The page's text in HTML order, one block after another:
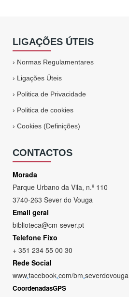
LIGAÇÕES ÚTEIS
› Normas Regulamentares
› Ligações Úteis
› Politica de Privacidade
› Politica de cookies
›Cookies (Definições)
CONTACTOS
Morada
Parque Urbano da Vila, n.º 110
3740-263 Sever do Vouga
Email geral
biblioteca@cm-sever.pt
Telefone Fixo
+ 351 234 55 00 30
Rede Social
www.facebook.com/bm.severdovouga
CoordenadasGPS